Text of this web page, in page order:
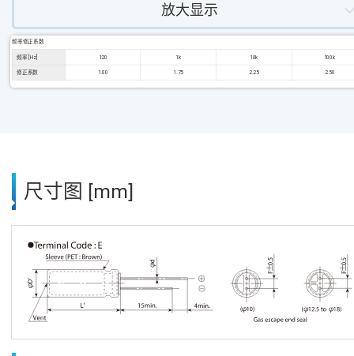
放大显示
频率修正系数
频率 [Hz] 120 1k 10k 100k
修正系数 1.00 1.75 2.25 2.50
尺寸图 [mm]